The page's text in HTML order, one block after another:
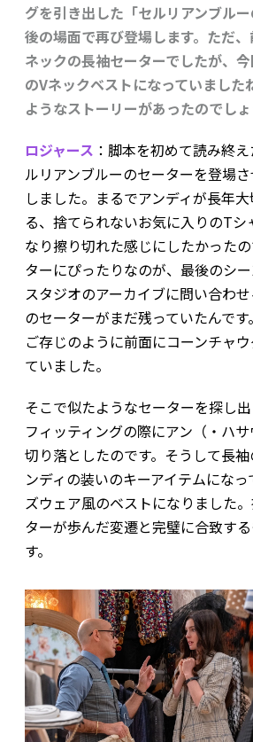
グを引き出した「セルリアンブル
後の場面で再び登場します。ただ
ネックの長袖セーターでしたが、
のVネックベストになっていました
ようなストーリーがあったのでしょ
ロジャース ：脚本を初めて読み終
ルリアンブルーのセーターを登場
しました。まるでアンディが長年
る、捨てられないお気に入りのTシ
なり擦り切れた感じにしたかった
ターにぴったりなのが、最後のシ
スタジオのアーカイブに問い合わ
のセーターがまだ残っていたんで
ご存じのように前面にコーンチャ
ていました。
そこで似たようなセーターを探し出
フィッティングの際にアン（・ハ
切り落としたのです。そうして長
ンディの装いのキーアイテムにな
ズウェア風のベストになりました
ターが歩んだ変遷と完璧に合致す
す。